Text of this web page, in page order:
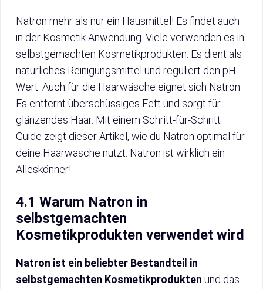
Natron mehr als nur ein Hausmittel! Es findet auch
in der Kosmetik Anwendung. Viele verwenden es in
selbstgemachten Kosmetikprodukten. Es dient als
natürliches Reinigungsmittel und reguliert den pH-
Wert. Auch für die Haarwäsche eignet sich Natron.
Es entfernt überschüssiges Fett und sorgt für
glänzendes Haar. Mit einem Schritt-für-Schritt
Guide zeigt dieser Artikel, wie du Natron optimal für
deine Haarwäsche nutzt. Natron ist wirklich ein
Alleskönner!
4.1 Warum Natron in
selbstgemachten
Kosmetikprodukten verwendet wird
Natron ist ein beliebter Bestandteil in
selbstgemachten Kosmetikprodukten und das